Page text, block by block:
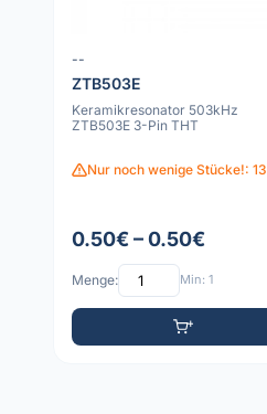
--
ZTB503E
Keramikresonator 503kHz
ZTB503E 3-Pin THT
Nur noch wenige Stücke!: 13
0.50€ – 0.50€
Menge: Min: 1